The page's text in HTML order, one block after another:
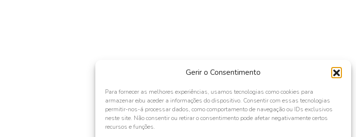
Gerir o Consentimento
Para fornecer as melhores experiências, usamos tecnologias como cookies para
armazenar e/ou aceder a informações do dispositivo. Consentir com essas tecnologias
permitir-nos-á processar dados, como comportamento de navegação ou IDs exclusivos
neste site. Não consentir ou retirar o consentimento pode afetar negativamente certos
recursos e funções.